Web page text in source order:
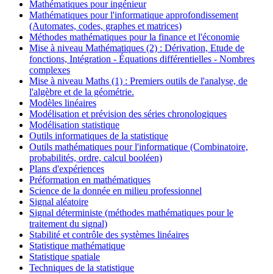
Mathématiques pour ingénieur
Mathématiques pour l'informatique approfondissement
(Automates, codes, graphes et matrices)
Méthodes mathématiques pour la finance et l'économie
Mise à niveau Mathématiques (2) : Dérivation, Etude de
fonctions, Intégration - Équations différentielles - Nombres
complexes
Mise à niveau Maths (1) : Premiers outils de l'analyse, de
l'algèbre et de la géométrie.
Modèles linéaires
Modélisation et prévision des séries chronologiques
Modélisation statistique
Outils informatiques de la statistique
Outils mathématiques pour l'informatique (Combinatoire,
probabilités, ordre, calcul booléen)
Plans d'expériences
Préformation en mathématiques
Science de la donnée en milieu professionnel
Signal aléatoire
Signal déterministe (méthodes mathématiques pour le
traitement du signal)
Stabilité et contrôle des systèmes linéaires
Statistique mathématique
Statistique spatiale
Techniques de la statistique